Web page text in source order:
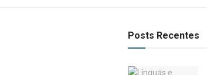
Posts Recentes